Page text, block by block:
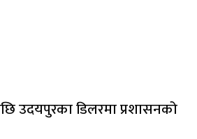
उदयपुरका डिलरमा प्रशासनको